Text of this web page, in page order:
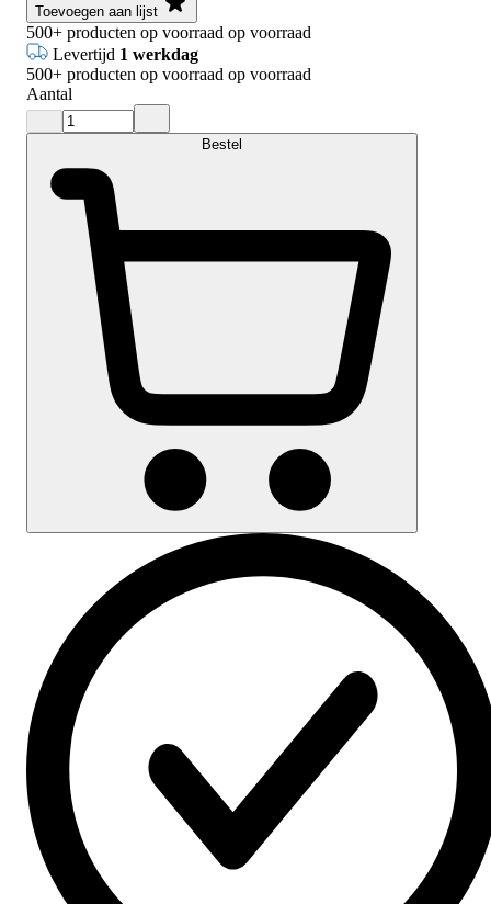
Toevoegen aan lijst
500+ producten op voorraad op voorraad
Levertijd 1 werkdag
500+ producten op voorraad op voorraad
Aantal
Bestel